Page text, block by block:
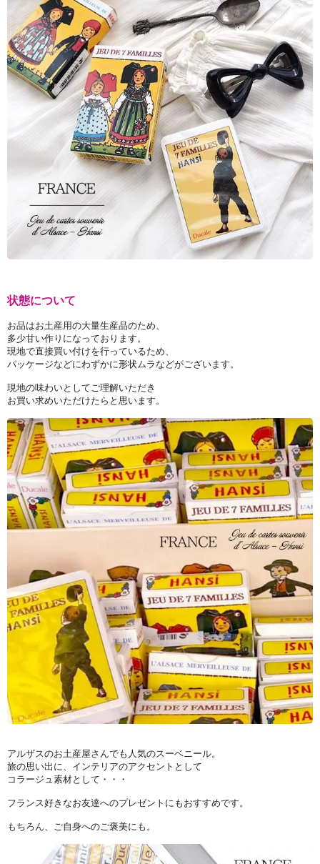
状態について
お品はお土産用の大量生産品のため、
多少甘い作りになっております。
現地で直接買い付けを行っているため、
パッケージなどにわずかに形状ムラなどがございます。
現地の味わいとしてご理解いただき
お買い求めいただけたらと思います。
アルザスのお土産屋さんでも人気のスーベニール。
旅の思い出に、インテリアのアクセントとして
コラージュ素材として・・・
フランス好きなお友達へのプレゼントにもおすすめです。
もちろん、ご自身へのご褒美にも。